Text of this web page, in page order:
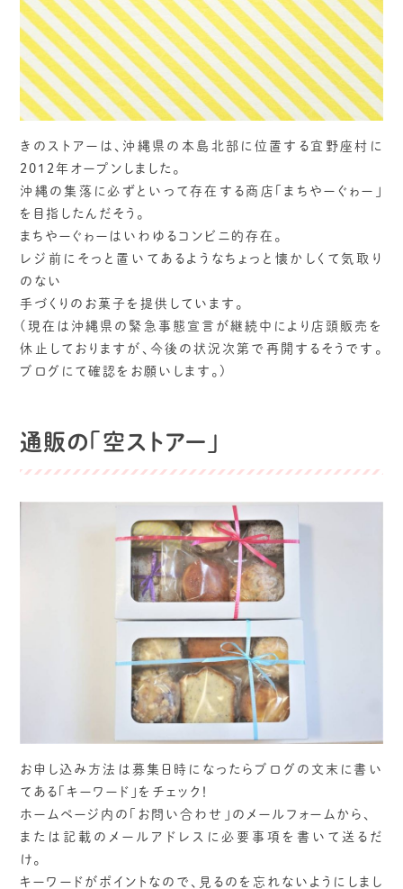
きのストアーは、沖縄県の本島北部に位置する宜野座村に
2012年オープンしました。
沖縄の集落に必ずといって存在する商店「まちやーぐゎー」
を目指したんだそう。
まちやーぐゎーはいわゆるコンビニ的存在。
レジ前にそっと置いてあるようなちょっと懐かしくて気取り
のない
手づくりのお菓子を提供しています。
(現在は沖縄県の緊急事態宣言が継続中により店頭販売を
休止しておりますが、今後の状況次第で再開するそうです。
ブログにて確認をお願いします。)
通販の「空ストアー」
お申し込み方法は募集日時になったらブログの文末に書い
てある「キーワード」をチェック！
ホームページ内の「お問い合わせ」のメールフォームから、
または記載のメールアドレスに必要事項を書いて送るだ
け。
キーワードがポイントなので、見るのを忘れないようにしまし